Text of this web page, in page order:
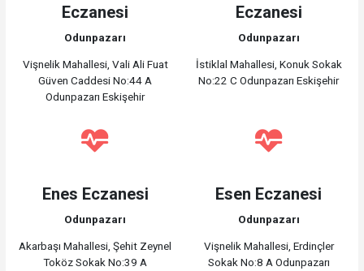
Eczanesi
Odunpazarı
Vişnelik Mahallesi, Vali Ali Fuat
Güven Caddesi No:44 A
Odunpazarı Eskişehir
Eczanesi
Odunpazarı
İstiklal Mahallesi, Konuk Sokak
No:22 C Odunpazarı Eskişehir
Enes Eczanesi
Odunpazarı
Akarbaşı Mahallesi, Şehit Zeynel
Toköz Sokak No:39 A
Esen Eczanesi
Odunpazarı
Vişnelik Mahallesi, Erdinçler
Sokak No:8 A Odunpazarı